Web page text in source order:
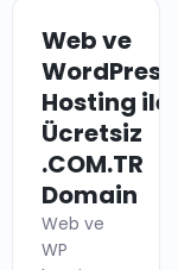
DOMAIN
Web ve
WordPress
Hosting ile
Ücretsiz
.COM.TR
Domain
Web ve
WP